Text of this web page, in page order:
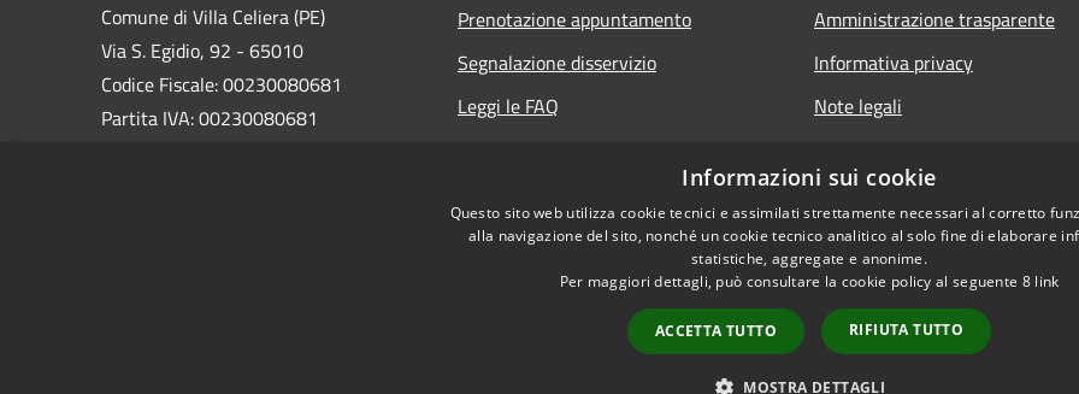
Comune di Villa Celiera (PE)
Via S. Egidio, 92 - 65010
Codice Fiscale: 00230080681
Partita IVA: 00230080681
Prenotazione appuntamento
Segnalazione disservizio
Leggi le FAQ
Amministrazione trasparente
Informativa privacy
Note legali
Copyright © 2026 • Comune di
Informazioni sui cookie
Questo sito web utilizza cookie tecnici e assimilati strettamente necessari al corretto
alla navigazione del sito, nonché un cookie tecnico analitico al solo fine di elaborare
statistiche, aggregate e anonime.
Per maggiori dettagli, può consultare la cookie policy al seguente 8 link
ACCETTA TUTTO RIFIUTA TUTTO
MOSTRA DETTAGLI